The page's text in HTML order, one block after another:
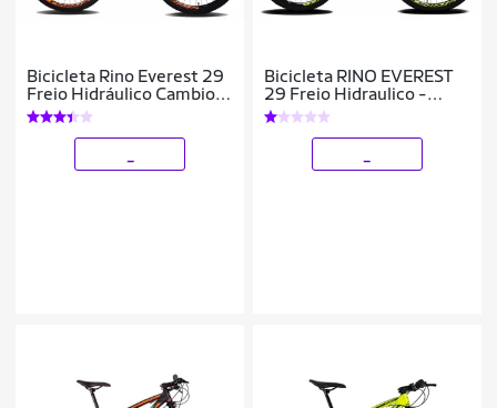
Bicicleta Rino Everest 29
Freio Hidráulico Cambios
Shimano 24V Com Trava
Bicicleta RINO EVEREST
29 Freio Hidraulico -
Shimano Altus com trava
24v